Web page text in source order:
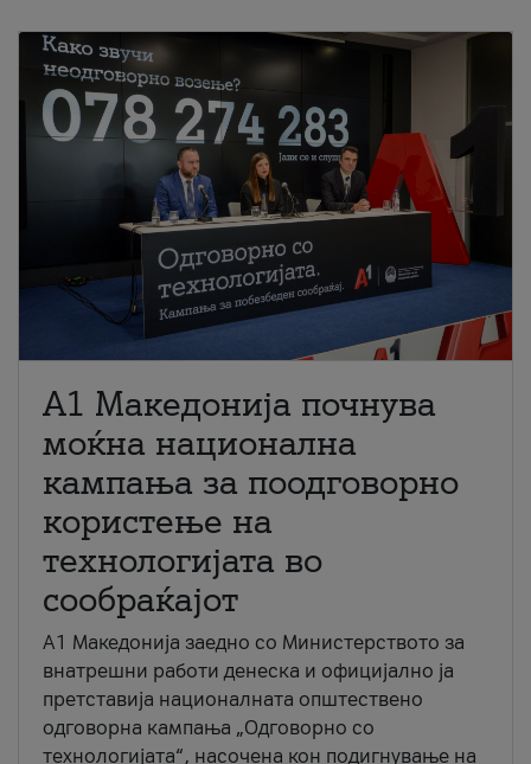
A1 Македонија почнува
моќна национална
кампања за поодговорно
користење на
технологијата во
сообраќајот
A1 Македонија заедно со Министерството за
внатрешни работи денеска и официјално ја
претставија националната општествено
одговорна кампања „Одговорно со
технологијата“, насочена кон подигнување на